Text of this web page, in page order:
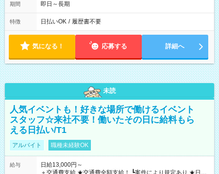
期間 即日～長期
特徴 日払いOK / 履歴書不要
気になる！ 応募する 詳細へ
未読
人気イベントも！好きな場所で働けるイベント
スタッフ☆来社不要！働いたその日に給料もら
える日払い/T1
アルバイト 職種未経験OK
給与
日給13,000円～
＋交通費支給 ★交通費全額支給！ ┗案件により規定あり ★日払